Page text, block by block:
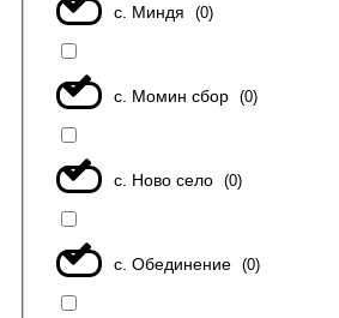
с. Миндя (0)
с. Момин сбор (0)
с. Ново село (0)
с. Обединение (0)